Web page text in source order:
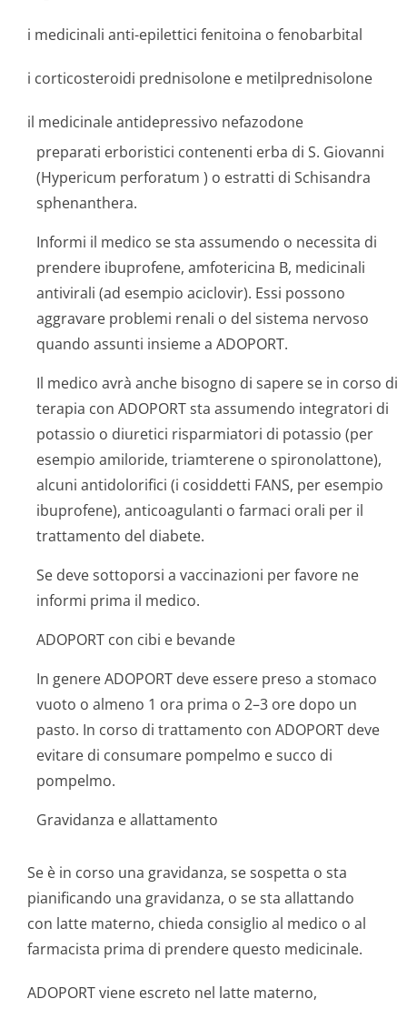
i medicinali anti-epilettici fenitoina o fenobarbital
i corticosteroidi prednisolone e metilprednisolone
il medicinale antidepressivo nefazodone
preparati erboristici contenenti erba di S. Giovanni
(Hypericum perforatum ) o estratti di Schisandra
sphenanthera.
Informi il medico se sta assumendo o necessita di
prendere ibuprofene, amfotericina B, medicinali
antivirali (ad esempio aciclovir). Essi possono
aggravare problemi renali o del sistema nervoso
quando assunti insieme a ADOPORT.
Il medico avrà anche bisogno di sapere se in corso di
terapia con ADOPORT sta assumendo integratori di
potassio o diuretici risparmiatori di potassio (per
esempio amiloride, triamterene o spironolattone),
alcuni antidolorifici (i cosiddetti FANS, per esempio
ibuprofene), anticoagulanti o farmaci orali per il
trattamento del diabete.
Se deve sottoporsi a vaccinazioni per favore ne
informi prima il medico.
ADOPORT con cibi e bevande
In genere ADOPORT deve essere preso a stomaco
vuoto o almeno 1 ora prima o 2–3 ore dopo un
pasto. In corso di trattamento con ADOPORT deve
evitare di consumare pompelmo e succo di
pompelmo.
Gravidanza e allattamento
Se è in corso una gravidanza, se sospetta o sta
pianificando una gravidanza, o se sta allattando
con latte materno, chieda consiglio al medico o al
farmacista prima di prendere questo medicinale.
ADOPORT viene escreto nel latte materno,